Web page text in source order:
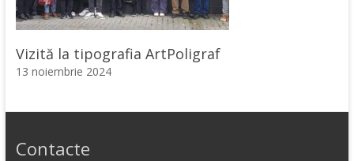
Vizită la tipografia ArtPoligraf
13 noiembrie 2024
Contacte